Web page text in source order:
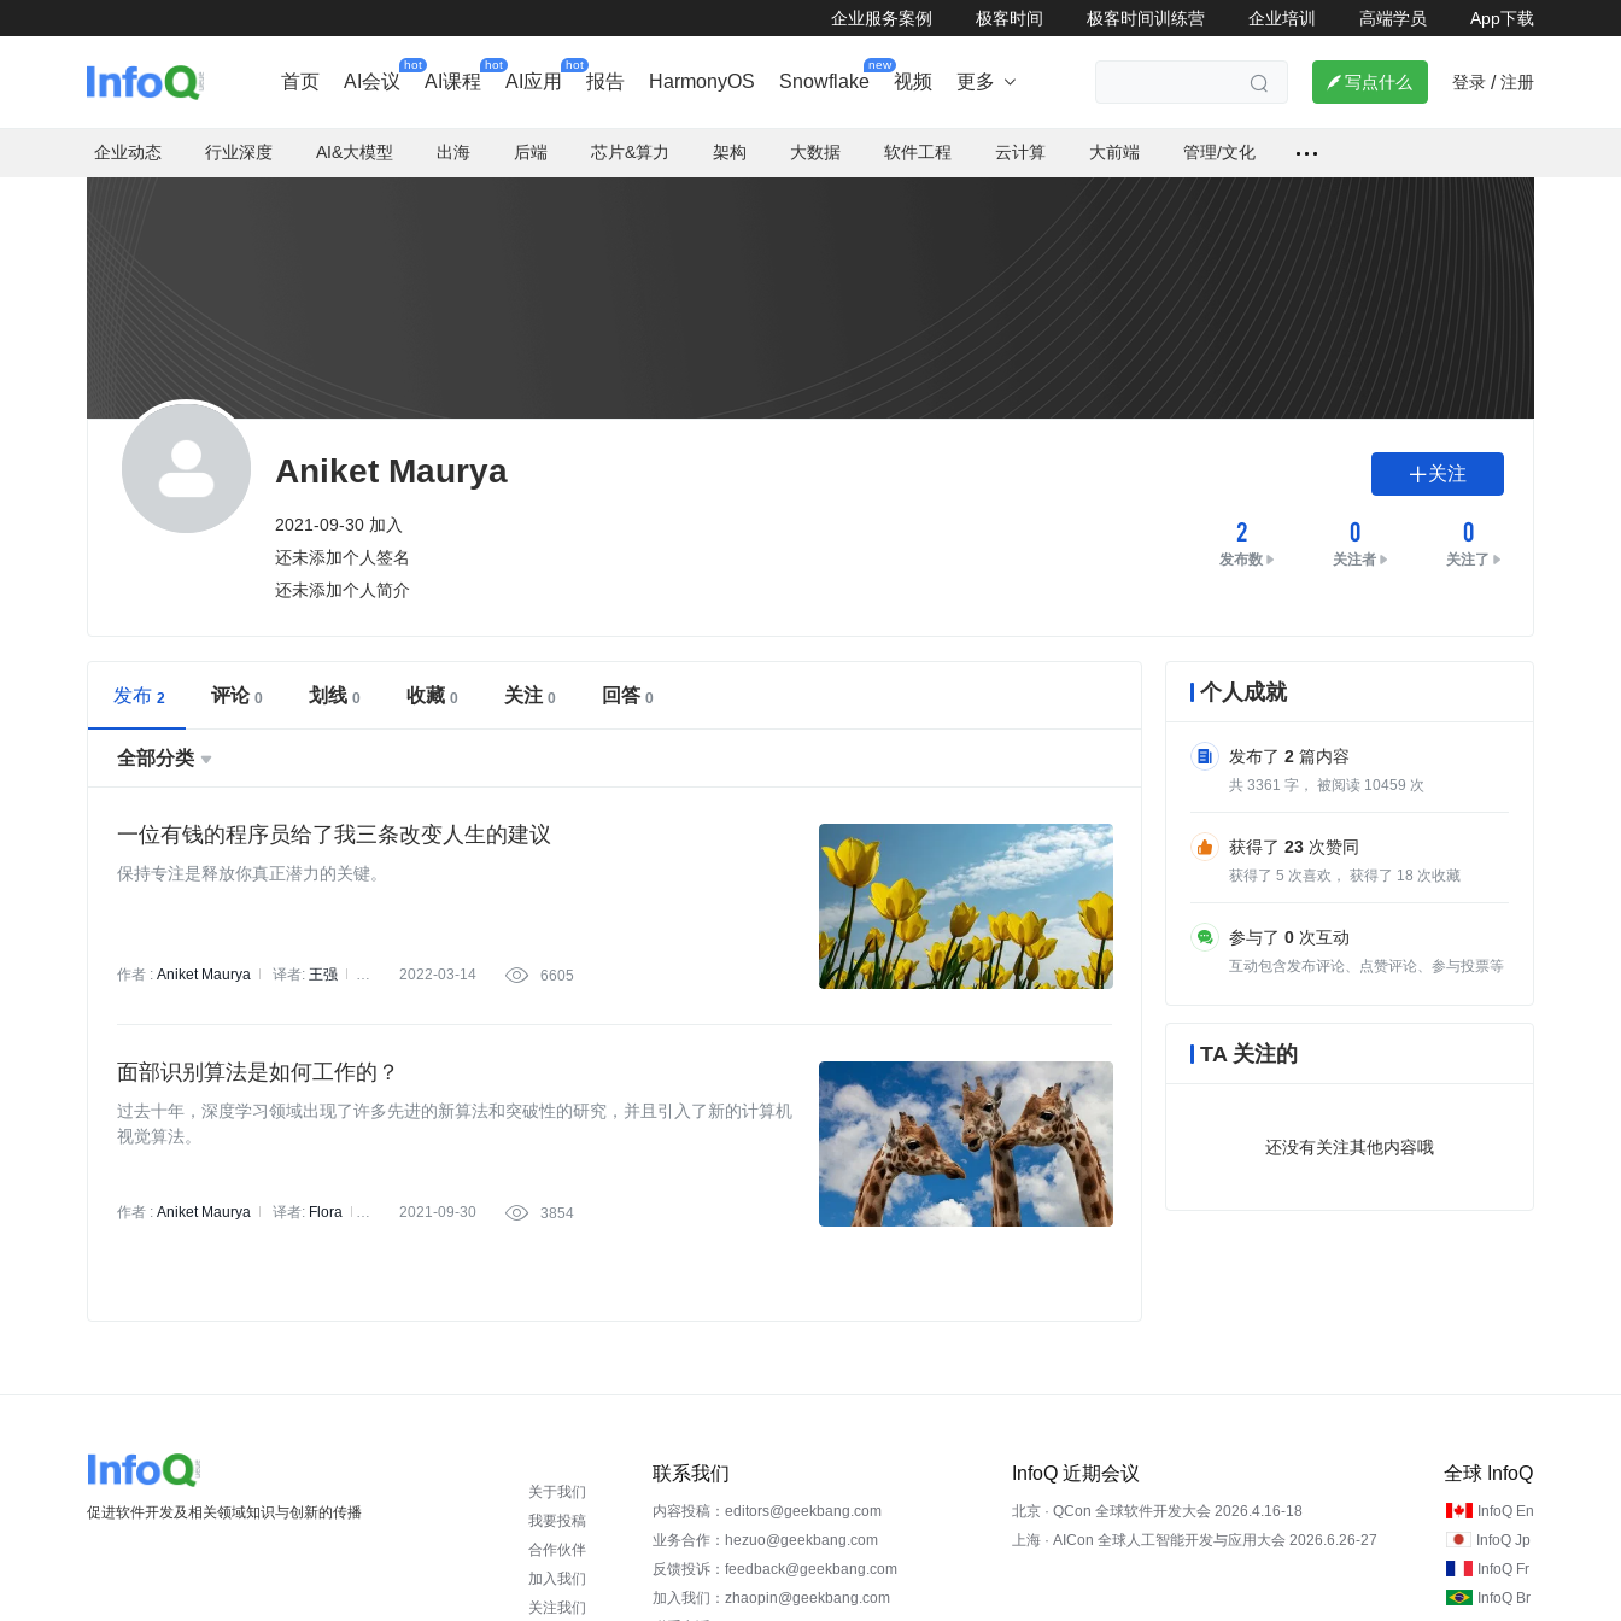
企业服务案例 极客时间 极客时间训练营 企业培训 高端学员 App下载
首页 AI会议
hot
AI课程
hot
AI应用
hot
报告 HarmonyOS Snowflake
new
视频 更多    写点什么 登录 / 注册
企业动态 行业深度 AI&大模型 出海 后端 芯片&算力 架构 大数据 软件工程 云计算 大前端 管理/文化
Aniket Maurya
2021-09-30 加入
还未添加个人签名
还未添加个人简介
关注
2
发布数
0
关注者
0
关注了
发布 评论 划线 收藏 关注 回答
全部分类 
一位有钱的程序员给了我三条改变人生的建议
保持专注是释放你真正潜力的关键。
作者 : Aniket Maurya 译者: 王强
2022-03-14  6605
面部识别算法是如何工作的？
过去十年，深度学习领域出现了许多先进的新算法和突破性的研究，并且引入了新的计算机
视觉算法。
作者 : Aniket Maurya 译者: Flora
2021-09-30  3854
个人成就
发布了 2 篇内容
共 3361 字， 被阅读 10459 次
获得了 23 次赞同
获得了 5 次喜欢， 获得了 18 次收藏
参与了 0 次互动
互动包含发布评论、点赞评论、参与投票等
TA 关注的
还没有关注其他内容哦
促进软件开发及相关领域知识与创新的传播
关于我们
我要投稿
合作伙伴
加入我们
关注我们
联系我们
内容投稿：editors@geekbang.com
业务合作：hezuo@geekbang.com
反馈投诉：feedback@geekbang.com
加入我们：zhaopin@geekbang.com
InfoQ 近期会议
北京 · QCon 全球软件开发大会 2026.4.16-18
上海 · AICon 全球人工智能开发与应用大会 2026.6.26-27
全球 InfoQ
InfoQ En
InfoQ Jp
InfoQ Fr
InfoQ Br